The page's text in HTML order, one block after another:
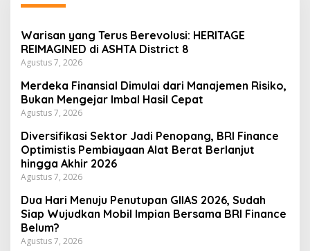
Warisan yang Terus Berevolusi: HERITAGE
REIMAGINED di ASHTA District 8
Agustus 7, 2026
Merdeka Finansial Dimulai dari Manajemen Risiko,
Bukan Mengejar Imbal Hasil Cepat
Agustus 7, 2026
Diversifikasi Sektor Jadi Penopang, BRI Finance
Optimistis Pembiayaan Alat Berat Berlanjut
hingga Akhir 2026
Agustus 7, 2026
Dua Hari Menuju Penutupan GIIAS 2026, Sudah
Siap Wujudkan Mobil Impian Bersama BRI Finance
Belum?
Agustus 7, 2026